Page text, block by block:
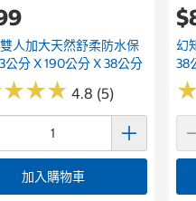
人加大天然舒柔防水保
公分 X 190公分 X 38公分
★★★
★★★ 4.8 (5)
加入購物車
幻
38
★
★